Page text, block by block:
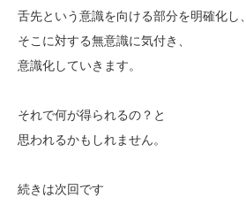
舌先という意識を向ける部分を明確化し、
そこに対する無意識に気付き、
意識化していきます。
それで何が得られるの？と
思われるかもしれません。
続きは次回です